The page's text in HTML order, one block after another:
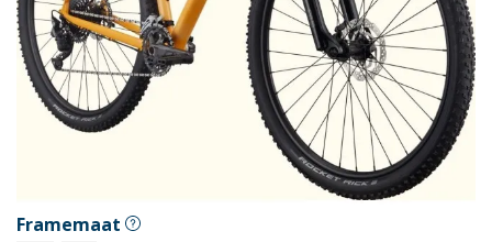
Framemaat